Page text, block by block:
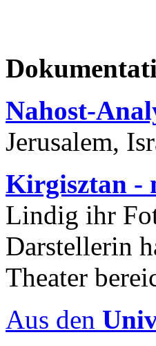
Nahost-
Jerusalem,
Kirgisztan -
Lindig ihr
Darstellerin
Theater
Aus den